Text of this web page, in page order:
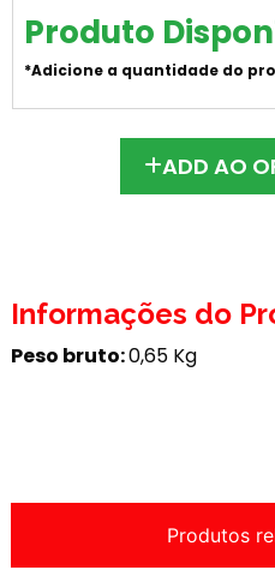
Produto
*Adicione a quantidade do
ADD AO
Informações do
Peso bruto:0,65 Kg
Produtos